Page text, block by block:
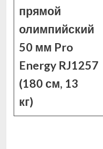
прямой
олимпийский
50 мм Pro
Energy RJ1257
(180 см, 13
кг)